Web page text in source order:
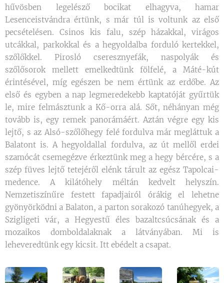
hűvösben legelésző bocikat elhagyva, hamar
Lesenceistvándra értünk, s már túl is voltunk az első
pecsételésen. Csinos kis falu, szép házakkal, virágos
utcákkal, parkokkal és a hegyoldalba forduló kertekkel,
szőlőkkel. Pirosló cseresznyefák, naspolyák és
szőlősorok mellett emelkedtünk fölfelé, a Máté-kút
érintésével, míg egészen be nem értünk az erdőbe. Az
első és egyben a nap legmeredekebb kaptatóját gyűrtük
le, mire felmásztunk a Kő-orra alá. Sőt, néhányan még
tovább is, egy remek panorámáért. Aztán végre egy kis
lejtő, s az Alsó-szőlőhegy felé fordulva már megláttuk a
Balatont is. A hegyoldallal fordulva, az út mellől erdei
szamócát csemegézve érkeztünk meg a hegy bércére, s a
szép füves lejtő tetejéről elénk tárult az egész Tapolcai-
medence. A kilátóhely méltán kedvelt helyszín.
Nemzetiszínűre festett fapadjairól órákig el lehetne
gyönyörködni a Balaton, a parton sorakozó tanúhegyek, a
Szigligeti vár, a Hegyestű éles bazaltcsúcsának és a
mozaikos domboldalaknak a látványában. Mi is
leheveredtünk egy kicsit. Itt ebédelt a csapat.